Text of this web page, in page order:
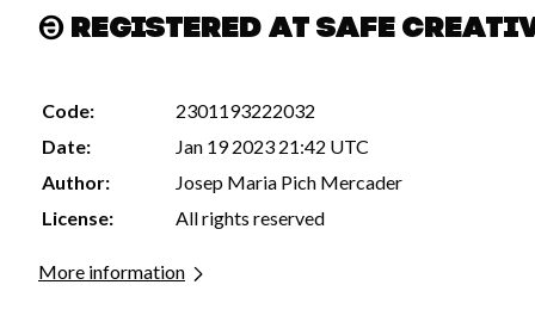
Registered at Safe
Code:
2301193222032
Date:
Jan 19 2023 21:42 UTC
Author:
Josep Maria Pich Mercader
License:
All rights reserved
More information